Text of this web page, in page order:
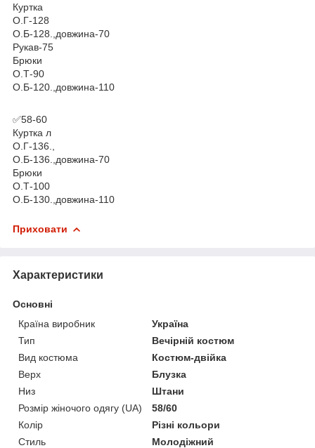
Куртка
О.Г-128
О.Б-128.,довжина-70
Рукав-75
Брюки
О.Т-90
О.Б-120.,довжина-110
✅58-60
Куртка л
О.Г-136.,
О.Б-136.,довжина-70
Брюки
О.Т-100
О.Б-130.,довжина-110
Приховати
Характеристики
Основні
Країна виробник
Україна
Тип
Вечірній костюм
Вид костюма
Костюм-двійка
Верх
Блузка
Низ
Штани
Розмір жіночого одягу (UA)
58/60
Колір
Різні кольори
Стиль
Молодіжний